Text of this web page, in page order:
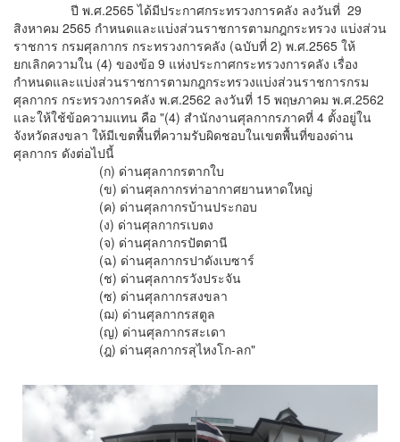
ปี พ.ศ.2565 ได้มีประกาศกระทรวงการคลัง ลงวันที่ 29
สิงหาคม 2565 กำหนดและแบ่งส่วนราชการตามกฎกระทรวง แบ่งส่วน
ราชการ กรมศุลกากร กระทรวงการคลัง (ฉบับที่ 2) พ.ศ.2565 ให้
ยกเลิกความใน (4) ของข้อ 9 แห่งประกาศกระทรวงการคลัง เรื่อง
กำหนดและแบ่งส่วนราชการตามกฎกระทรวงแบ่งส่วนราชการกรม
ศุลกากร กระทรวงการคลัง พ.ศ.2562 ลงวันที่ 15 พฤษภาคม พ.ศ.2562
และให้ใช้ข้อความแทน คือ "(4) สำนักงานศุลกากรภาคที่ 4 ตั้งอยู่ใน
จังหวัดสงขลา ให้มีเขตพื้นที่ความรับผิดชอบในเขตพื้นที่ของด่าน
ศุลกากร ดังต่อไปนี้
(ก) ด่านศุลกากรตากใบ
(ข) ด่านศุลกากรท่าอากาศยานหาดใหญ่
(ค) ด่านศุลกากรบ้านประกอบ
(ง) ด่านศุลกากรเบตง
(จ) ด่านศุลกากรปัตตานี
(ฉ) ด่านศุลกากรปาดังเบซาร์
(ช) ด่านศุลกากรวังประจัน
(ซ) ด่านศุลกากรสงขลา
(ฌ) ด่านศุลกากรสตูล
(ญ) ด่านศุลกากรสะเดา
(ฎ) ด่านศุลกากรสุไหงโก-ลก"